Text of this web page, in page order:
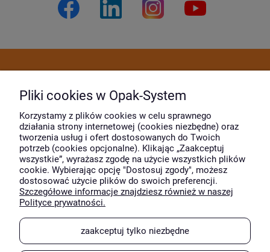
Moje konto
O firmie
Wyróżnili nas
Pliki cookies w Opak-System
Korzystamy z plików cookies w celu sprawnego
działania strony internetowej (cookies niezbędne) oraz
tworzenia usług i ofert dostosowanych do Twoich
potrzeb (cookies opcjonalne). Klikając „Zaakceptuj
wszystkie”, wyrażasz zgodę na użycie wszystkich plików
cookie. Wybierając opcję "Dostosuj zgody", możesz
dostosować użycie plików do swoich preferencji.
Szczegółowe informacje znajdziesz również w naszej
Polityce prywatności.
zaakceptuj tylko niezbędne